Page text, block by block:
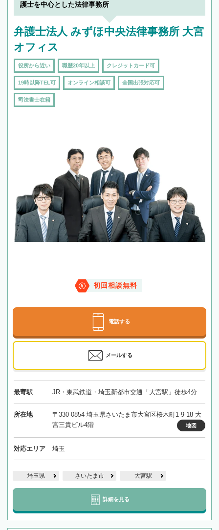
護士を中心とした法律事務所
弁護士法人 みずほ中央法律事務所 大宮
オフィス
役所から近い 職歴20年以上 クレジットカード可
19時以降TEL可 オンライン相談可 全国出張対応可
司法書士在籍
初回相談無料
電話する
メールする
最寄駅 JR・東武鉄道・埼玉新都市交通「大宮駅」徒歩4分
所在地
〒330-0854 埼玉県さいたま市大宮区桜木町1-9-18 大
宮三貴ビル4階
地図
対応エリア 埼玉
埼玉県 さいたま市 大宮駅
詳細を見る